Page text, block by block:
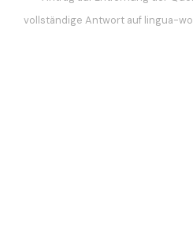
vollständige Antwort auf lingua-